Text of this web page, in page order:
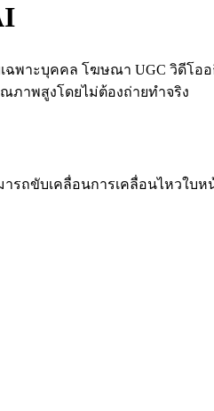
ฉพาะบุคคล โฆษณา UGC วิดีโอ
ภาพสูงโดยไม่ต้องถ่ายทำจริง
รถขับเคลื่อนการเคลื่อนไหวใบห